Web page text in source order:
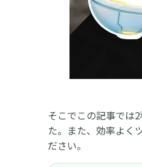
そこでこの記事では
た。また、効率よく
ださい。